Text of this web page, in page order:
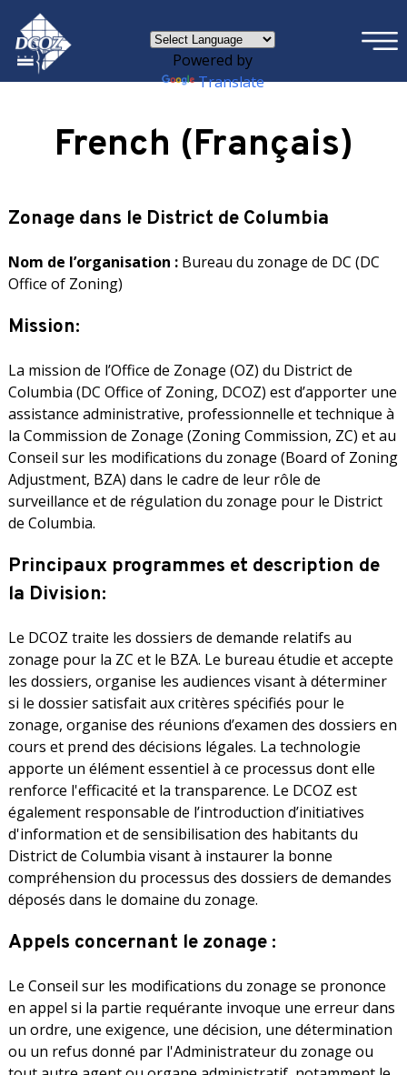
Skip to main content
Powered by
Translate
×
French (Français)
Zonage dans le District de Columbia
Nom de l’organisation :Bureau du zonage de DC (DC
Office of Zoning)
Mission:
La mission de l’Office de Zonage (OZ) du District de
Columbia (DC Office of Zoning, DCOZ) est d’apporter une
assistance administrative, professionnelle et technique à
la Commission de Zonage (Zoning Commission, ZC) et au
Conseil sur les modifications du zonage (Board of Zoning
Adjustment, BZA) dans le cadre de leur rôle de
surveillance et de régulation du zonage pour le District
de Columbia.
Principaux programmes et description de
la Division:
Le DCOZ traite les dossiers de demande relatifs au
zonage pour la ZC et le BZA. Le bureau étudie et accepte
les dossiers, organise les audiences visant à déterminer
si le dossier satisfait aux critères spécifiés pour le
zonage, organise des réunions d’examen des dossiers en
cours et prend des décisions légales. La technologie
apporte un élément essentiel à ce processus dont elle
renforce l'efficacité et la transparence. Le DCOZ est
également responsable de l’introduction d’initiatives
d'information et de sensibilisation des habitants du
District de Columbia visant à instaurer la bonne
compréhension du processus des dossiers de demandes
déposés dans le domaine du zonage.
Appels concernant le zonage :
Le Conseil sur les modifications du zonage se prononce
en appel si la partie requérante invoque une erreur dans
un ordre, une exigence, une décision, une détermination
ou un refus donné par l'Administrateur du zonage ou